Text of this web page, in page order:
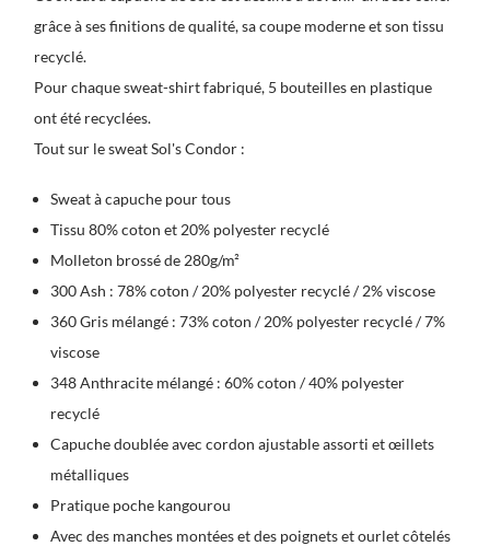
grâce à ses finitions de qualité, sa coupe moderne et son tissu
recyclé.
Pour chaque sweat-shirt fabriqué, 5 bouteilles en plastique
ont été recyclées.
Tout sur le sweat Sol's Condor :
Sweat à capuche pour tous
Tissu 80% coton et 20% polyester recyclé
Molleton brossé de 280g/m²
300 Ash : 78% coton / 20% polyester recyclé / 2% viscose
360 Gris mélangé : 73% coton / 20% polyester recyclé / 7%
viscose
348 Anthracite mélangé : 60% coton / 40% polyester
recyclé
Capuche doublée avec cordon ajustable assorti et œillets
métalliques
Pratique poche kangourou
Avec des manches montées et des poignets et ourlet côtelés